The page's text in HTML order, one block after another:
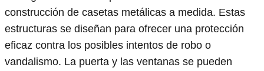
construcción de casetas metálicas a medida. Estas
estructuras se diseñan para ofrecer una protección
eficaz contra los posibles intentos de robo o
vandalismo. La puerta y las ventanas se pueden